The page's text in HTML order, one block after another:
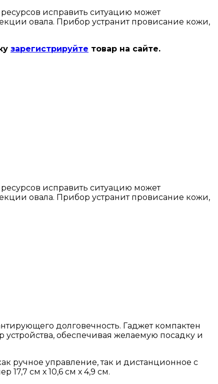
исправить ситуацию может
овала. Прибор устранит провисание кожи,
зарегистрируйте товар на сайте.
исправить ситуацию может
овала. Прибор устранит провисание кожи,
долговечность. Гаджет компактен
обеспечивая желаемую посадку и
ручное управление, так и дистанционное с
17,7 см х 10,6 см х 4,9 см.